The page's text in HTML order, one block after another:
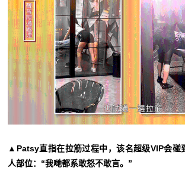
▲Patsy直指在拉筋过程中，该名超级VIP会碰
人部位：“我哋都系敢怒不敢言。”